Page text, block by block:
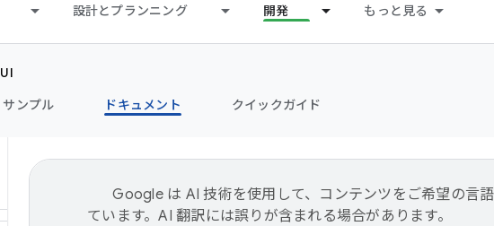
設計とプランニング 開発 もっと見る
UI
サンプル ドキュメント クイックガイド
Google は AI 技術を使用して、コンテンツをご希望の言
ています。AI 翻訳には誤りが含まれる場合があります。